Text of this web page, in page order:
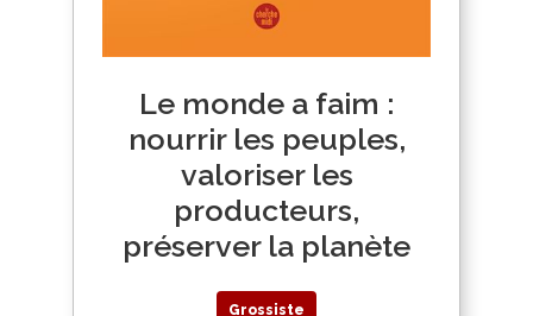
Le monde a faim :
nourrir les peuples,
valoriser les
producteurs,
préserver la planète
Grossiste